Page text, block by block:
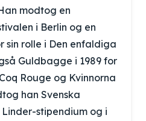
modtog en
i Berlin og en
sin rolle i Den enfaldiga
Guldbagge i 1989 for
Rouge og Kvinnorna
han Svenska
stipendium og i